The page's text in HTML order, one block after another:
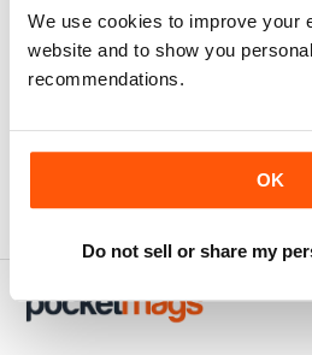
We use cookies to improve your
website and to show you
recommendations.
OK
Do not sell or share my